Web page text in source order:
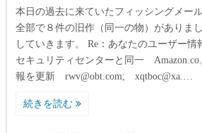
本日の過去に来ていたフィッシングメー
全部で８件の旧作（同一の物）がありま
していきます。 Re：あなたのユーザー
セキュリティセンターと同一
報を更新 rwv@obt.com; xqtboc@xa.…
続きを読む